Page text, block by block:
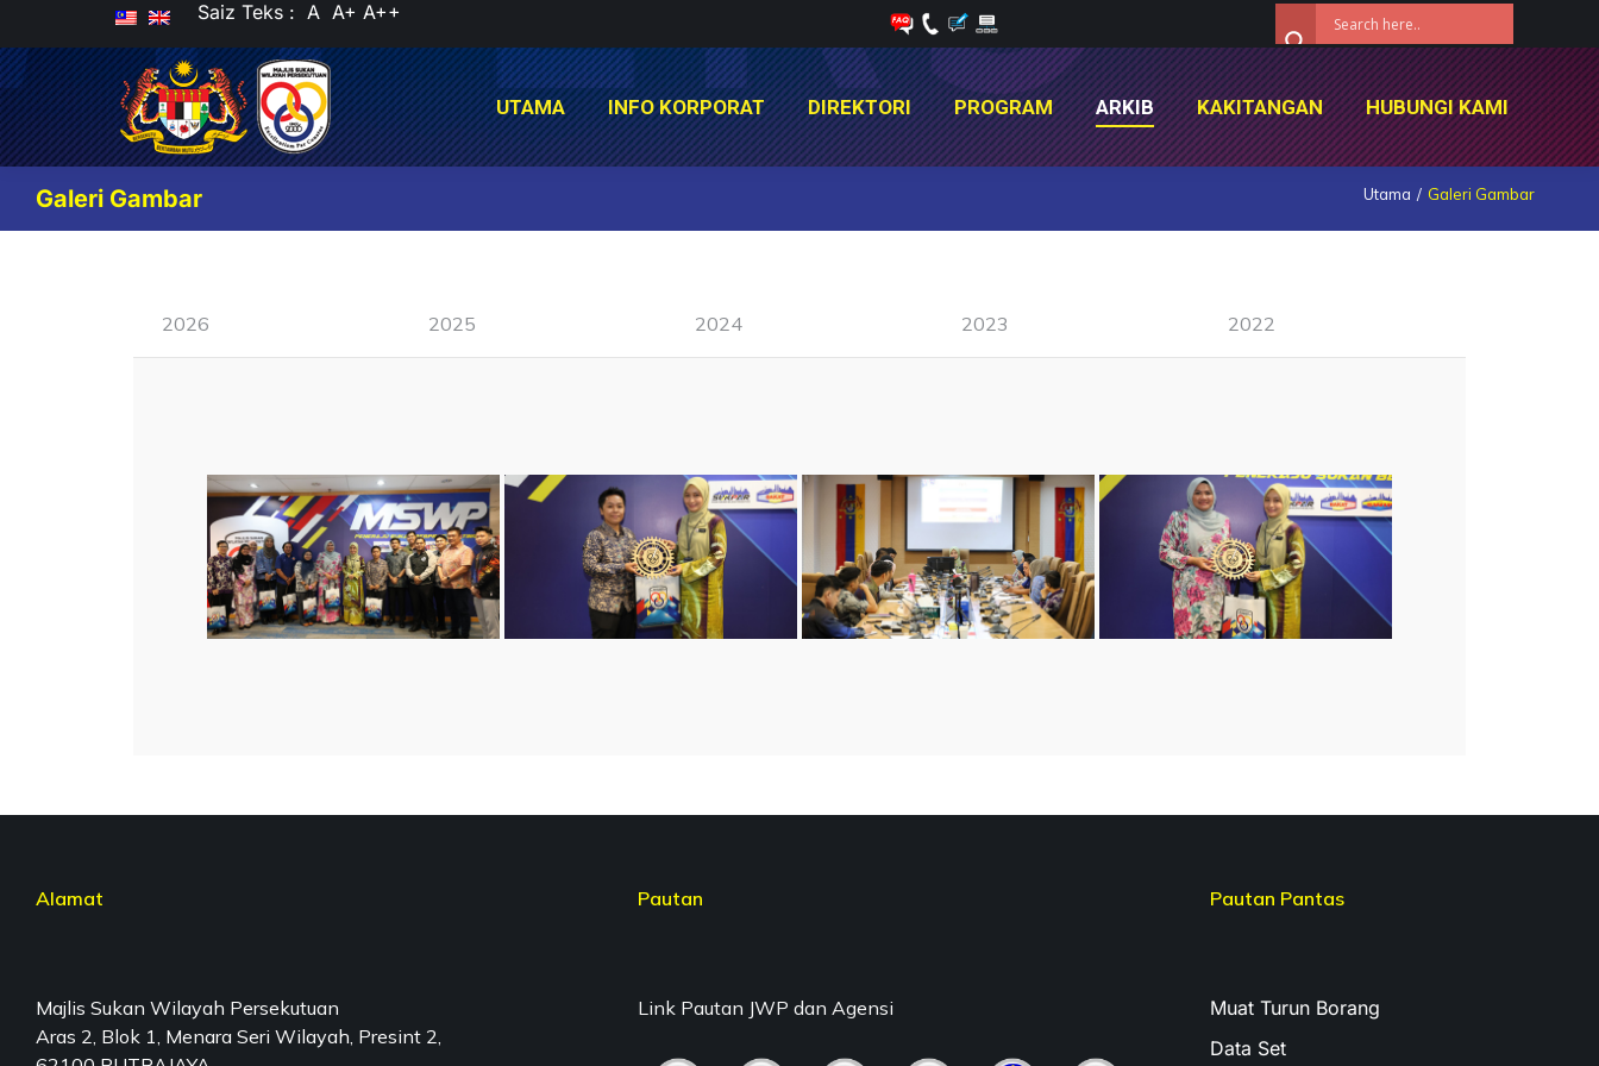
Saiz Teks : A A+ A++
UTAMA INFO KORPORAT DIREKTORI PROGRAM ARKIB KAKITANGAN HUBUNGI KAMI
Galeri Gambar Utama Galeri Gambar
2026 2025 2024 2023 2022
Alamat
Majlis Sukan Wilayah Persekutuan
Aras 2, Blok 1, Menara Seri Wilayah, Presint 2,
Pautan
Link Pautan JWP dan Agensi
Pautan Pantas
Muat Turun Borang
Data Set
UTAMA INFO KORPORAT DIREKTORI PROGRAM ARKIB KAKITANGAN HUBUNGI KAMI